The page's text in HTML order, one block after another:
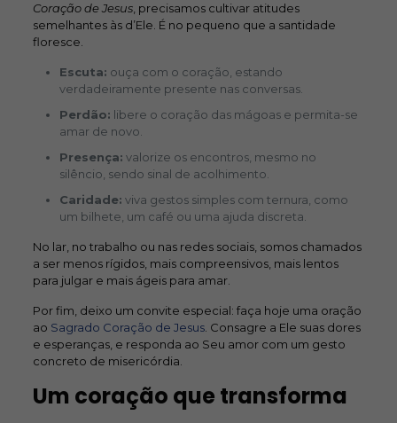
Coração de Jesus, precisamos cultivar atitudes
semelhantes às d’Ele. É no pequeno que a santidade
floresce.
Escuta: ouça com o coração, estando
verdadeiramente presente nas conversas.
Perdão: libere o coração das mágoas e permita-se
amar de novo.
Presença: valorize os encontros, mesmo no
silêncio, sendo sinal de acolhimento.
Caridade: viva gestos simples com ternura, como
um bilhete, um café ou uma ajuda discreta.
No lar, no trabalho ou nas redes sociais, somos chamados
a ser menos rígidos, mais compreensivos, mais lentos
para julgar e mais ágeis para amar.
Por fim, deixo um convite especial: faça hoje uma oração
ao Sagrado Coração de Jesus. Consagre a Ele suas dores
e esperanças, e responda ao Seu amor com um gesto
concreto de misericórdia.
Um coração que transforma